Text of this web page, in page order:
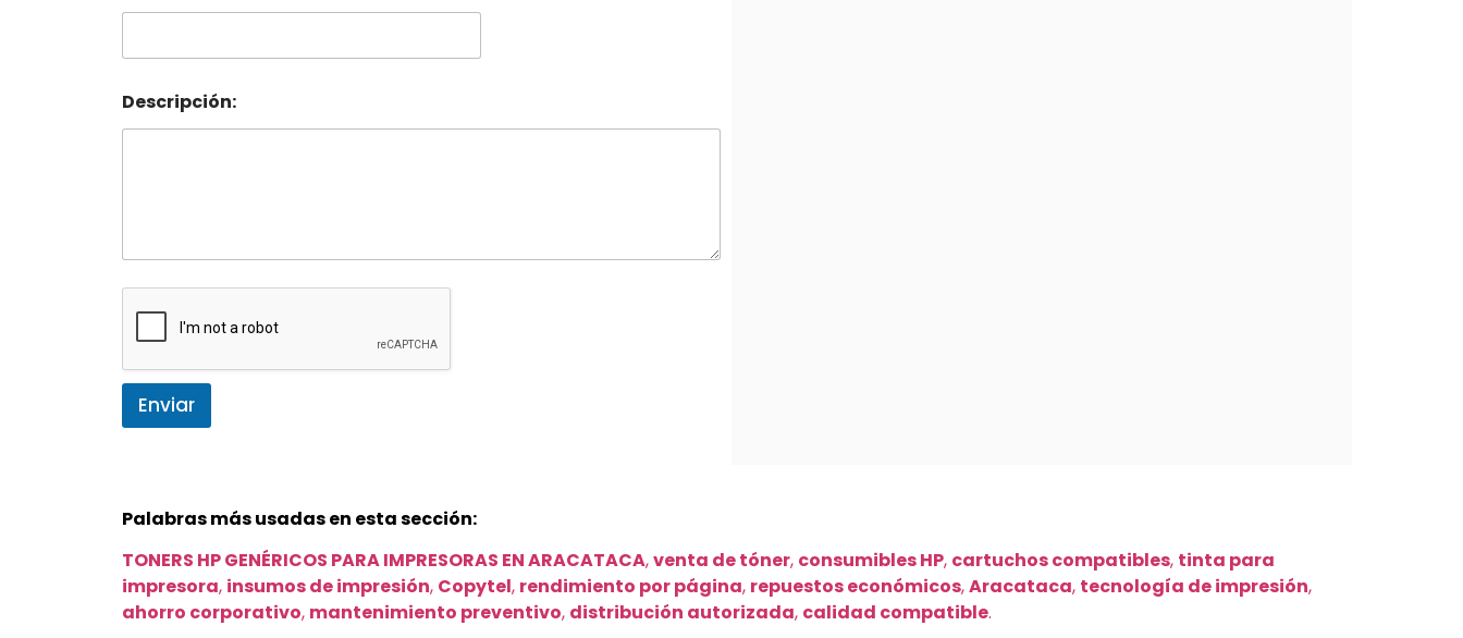
Descripción:
Enviar
Palabras más usadas en esta sección:
TONERS HP GENÉRICOS PARA IMPRESORAS EN ARACATACA,venta de tóner, consumibles HP, cartuchos compatibles, tinta para
impresora, insumos de impresión, Copytel, rendimiento por página, repuestos económicos,Aracataca, tecnología de impresión,
ahorro corporativo, mantenimiento preventivo, distribución autorizada, calidad compatible.